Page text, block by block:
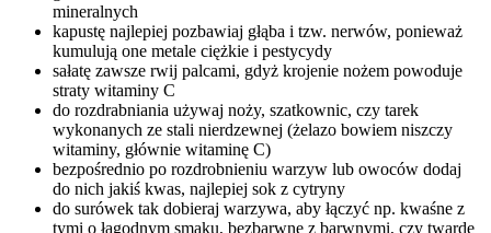
mineralnych
kapustę najlepiej pozbawiaj głąba i tzw. nerwów, ponieważ
kumulują one metale ciężkie i pestycydy
sałatę zawsze rwij palcami, gdyż krojenie nożem powoduje
straty witaminy C
do rozdrabniania używaj noży, szatkownic, czy tarek
wykonanych ze stali nierdzewnej (żelazo bowiem niszczy
witaminy, głównie witaminę C)
bezpośrednio po rozdrobnieniu warzyw lub owoców dodaj
do nich jakiś kwas, najlepiej sok z cytryny
do surówek tak dobieraj warzywa, aby łączyć np. kwaśne z
tymi o łagodnym smaku, bezbarwne z barwnymi, czy twarde